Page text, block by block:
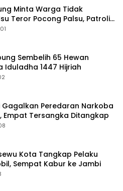
Minta Warga Tidak
Teror Pocong Palsu, Patroli
Sembelih 65 Hewan
Iduladha 1447 Hijriah
Gagalkan Peredaran Narkoba
Empat Tersangka Ditangkap
Kota Tangkap Pelaku
Sempat Kabur ke Jambi